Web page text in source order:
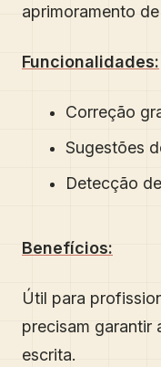
aprimoramento
Funcionalidades:
Correção
Sugestões
Detecção
Benefícios:
Útil para
precisam garantir
escrita.